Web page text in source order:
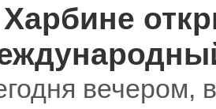
вечером,